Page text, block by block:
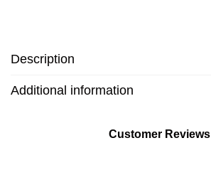
Description
Additional information
Customer Reviews